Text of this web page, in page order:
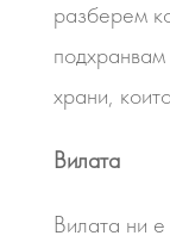
разберем
подхранвам
храни,
Вилата
Вилата ни